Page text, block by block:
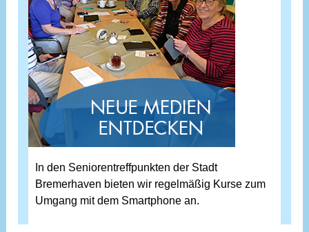
In den Seniorentreffpunkten der Stadt
Bremerhaven bieten wir regelmäßig Kurse zum
Umgang mit dem Smartphone an.